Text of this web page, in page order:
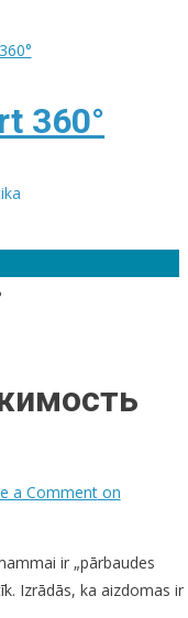
360°
a Commenton
ir „pārbaudes
Izrādās, ka aizdomas ir